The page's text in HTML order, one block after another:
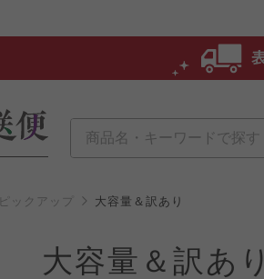
ピックアップ 大容量＆訳あり
大容量＆訳あり